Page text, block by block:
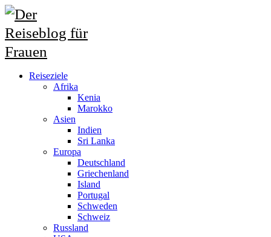
Reiseziele
Afrika
Kenia
Marokko
Asien
Indien
Sri Lanka
Europa
Deutschland
Griechenland
Island
Portugal
Schweden
Schweiz
Russland